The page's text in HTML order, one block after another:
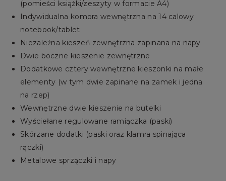
(pomieści książki/zeszyty w formacie A4)
Indywidualna komora wewnętrzna na 14 calowy
notebook/tablet
Niezależna kieszeń zewnętrzna zapinana na napy
Dwie boczne kieszenie zewnętrzne
Dodatkowe cztery wewnętrzne kieszonki na małe
elementy (w tym dwie zapinane na zamek i jedna
na rzep)
Wewnętrzne dwie kieszenie na butelki
Wyściełane regulowane ramiączka (paski)
Skórzane dodatki (paski oraz klamra spinająca
rączki)
Metalowe sprzączki i napy